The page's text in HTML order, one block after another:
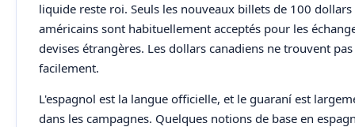
liquide reste roi. Seuls les nouveaux billets de 100 dollars
américains sont habituellement acceptés pour les
devises étrangères. Les dollars canadiens ne trouvent
facilement.
L'espagnol est la langue officielle, et le guaraní est
dans les campagnes. Quelques notions de base en